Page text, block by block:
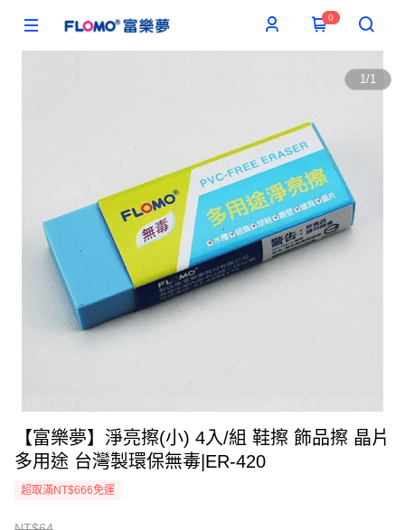
0
1/1
【富樂夢】淨亮擦(小) 4入/組 鞋擦 飾品擦 晶片
多用途 台灣製環保無毒|ER-420
超取滿NT$666免運